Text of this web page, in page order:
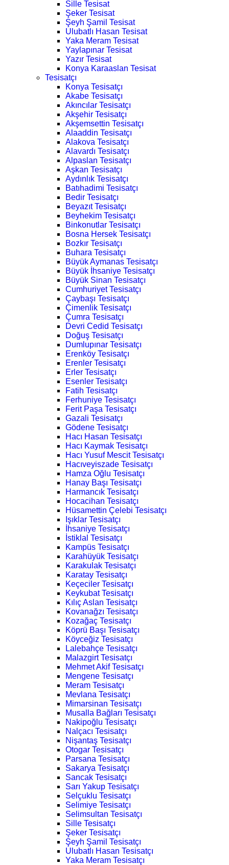
Sille Tesisat
Şeker Tesisat
Şeyh Şamil Tesisat
Ulubatlı Hasan Tesisat
Yaka Meram Tesisat
Yaylapınar Tesisat
Yazır Tesisat
Konya Karaaslan Tesisat
Tesisatçı
Konya Tesisatçı
Akabe Tesisatçı
Akıncılar Tesisatçı
Akşehir Tesisatçı
Akşemsettin Tesisatçı
Alaaddin Tesisatçı
Alakova Tesisatçı
Alavardı Tesisatçı
Alpaslan Tesisatçı
Aşkan Tesisatçı
Aydınlık Tesisatçı
Batıhadimi Tesisatçı
Bedir Tesisatçı
Beyazıt Tesisatçı
Beyhekim Tesisatçı
Binkonutlar Tesisatçı
Bosna Hersek Tesisatçı
Bozkır Tesisatçı
Buhara Tesisatçı
Büyük Aymanas Tesisatçı
Büyük İhsaniye Tesisatçı
Büyük Sinan Tesisatçı
Cumhuriyet Tesisatçı
Çaybaşı Tesisatçı
Çimenlik Tesisatçı
Çumra Tesisatçı
Devri Cedid Tesisatçı
Doğuş Tesisatçı
Dumlupınar Tesisatçı
Erenköy Tesisatçı
Erenler Tesisatçı
Erler Tesisatçı
Esenler Tesisatçı
Fatih Tesisatçı
Ferhuniye Tesisatçı
Ferit Paşa Tesisatçı
Gazali Tesisatçı
Gödene Tesisatçı
Hacı Hasan Tesisatçı
Hacı Kaymak Tesisatçı
Hacı Yusuf Mescit Tesisatçı
Hacıveyiszade Tesisatçı
Hamza Oğlu Tesisatçı
Hanay Başı Tesisatçı
Harmancık Tesisatçı
Hocacihan Tesisatçı
Hüsamettin Çelebi Tesisatçı
Işıklar Tesisatçı
İhsaniye Tesisatçı
İstiklal Tesisatçı
Kampüs Tesisatçı
Karahüyük Tesisatçı
Karakulak Tesisatçı
Karatay Tesisatçı
Keçeciler Tesisatçı
Keykubat Tesisatçı
Kılıç Aslan Tesisatçı
Kovanağzı Tesisatçı
Kozağaç Tesisatçı
Köprü Başı Tesisatçı
Köyceğiz Tesisatçı
Lalebahçe Tesisatçı
Malazgirt Tesisatçı
Mehmet Akif Tesisatçı
Mengene Tesisatçı
Meram Tesisatçı
Mevlana Tesisatçı
Mimarsinan Tesisatçı
Musalla Bağları Tesisatçı
Nakipoğlu Tesisatçı
Nalçacı Tesisatçı
Nişantaş Tesisatçı
Otogar Tesisatçı
Parsana Tesisatçı
Sakarya Tesisatçı
Sancak Tesisatçı
Sarı Yakup Tesisatçı
Selçuklu Tesisatçı
Selimiye Tesisatçı
Selimsultan Tesisatçı
Sille Tesisatçı
Şeker Tesisatçı
Şeyh Şamil Tesisatçı
Ulubatlı Hasan Tesisatçı
Yaka Meram Tesisatçı